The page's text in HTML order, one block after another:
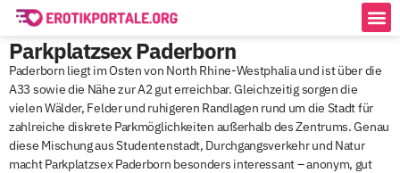
Parkplatzsex Paderborn
Paderborn liegt im Osten von North Rhine-Westphalia und ist über die
A33 sowie die Nähe zur A2 gut erreichbar. Gleichzeitig sorgen die
vielen Wälder, Felder und ruhigeren Randlagen rund um die Stadt für
zahlreiche diskrete Parkmöglichkeiten außerhalb des Zentrums. Genau
diese Mischung aus Studentenstadt, Durchgangsverkehr und Natur
macht Parkplatzsex Paderborn besonders interessant – anonym, gut